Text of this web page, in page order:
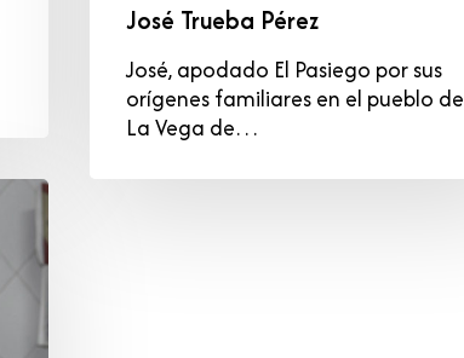
José Trueba Pérez
José, apodado El Pasiego por sus
orígenes familiares en el pueblo de
La Vega de…